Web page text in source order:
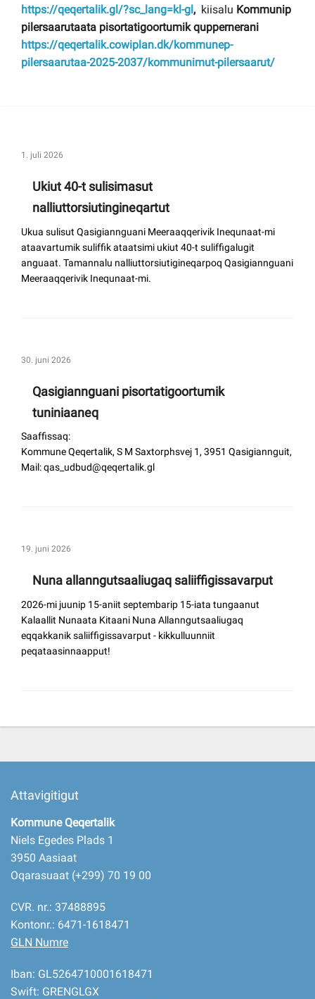
https://qeqertalik.gl/?sc_lang=kl-gl , kiisalu Kommunip
pilersaarutaata pisortatigoortumik quppernerani
https://qeqertalik.cowiplan.dk/kommunep-
pilersaarutaa-2025-2037/kommunimut-pilersaarut/
1. juli 2026
Ukiut 40-t sulisimasut
nalliuttorsiutingineqartut
Ukua sulisut Qasigiannguani Meeraaqqerivik Inequnaat-mi
ataavartumik suliffik ataatsimi ukiut 40-t suliffigalugit
anguaat. Tamannalu nalliuttorsiutigineqarpoq Qasigiannguani
Meeraaqqerivik Inequnaat-mi.
30. juni 2026
Qasigiannguani pisortatigoortumik
tuniniaaneq
Saaffissaq:
Kommune Qeqertalik, S M Saxtorphsvej 1, 3951 Qasigiannguit,
Mail: qas_udbud@qeqertalik.gl
19. juni 2026
Nuna allanngutsaaliugaq saliiffigissavarput
2026-mi juunip 15-aniit septembarip 15-iata tungaanut
Kalaallit Nunaata Kitaani Nuna Allanngutsaaliugaq
eqqakkanik saliiffigissavarput - kikkulluunniit
peqataasinnaapput!
Attavigitigut
Kommune Qeqertalik
Niels Egedes Plads 1
3950 Aasiaat
Oqarasuaat (+299) 70 19 00
CVR. nr.: 37488895
Kontonr.: 6471-1618471
GLN Numre
Iban: GL5264710001618471
Swift: GRENGLGX